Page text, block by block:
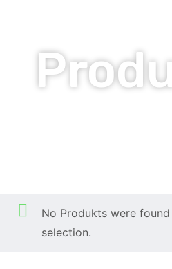
No Produkts were
selection.